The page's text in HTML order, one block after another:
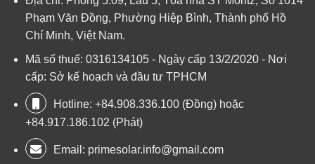
Phạm Văn Đồng, Phường Hiệp Bình, Thành phố Hồ
Chí Minh, Việt Nam.
Mã số thuế: 0316134105 - Ngày cấp 13/2/2020 - Nơi
cấp: Sở kế hoạch và đầu tư TPHCM
Hotline: +84.908.336.100 (Đồng) hoặc
+84.917.186.102 (Phát)
Email: primesolar.info@gmail.com